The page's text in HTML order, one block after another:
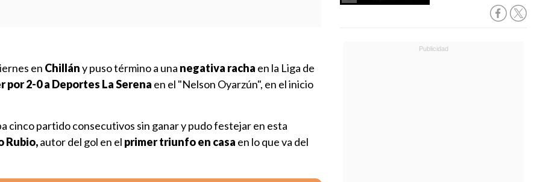
en Chillány puso término a una negativa racha en la Liga de
por 2-0 a Deportes La Serena en el "Nelson Oyarzún", en el inicio
cinco partido consecutivos sin ganar y pudo festejar en esta
Rubio,autor del gol en el primer triunfo en casa en lo que va del